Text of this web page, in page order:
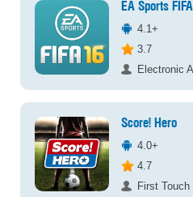
EA Sports
4.1+
3.7
Electronic
Score! Hero
4.0+
4.7
First Touch